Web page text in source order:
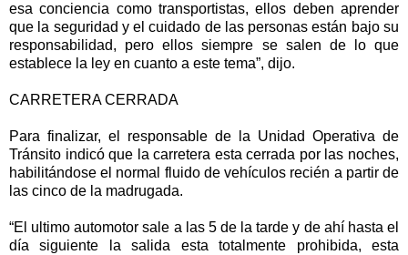
esa conciencia como transportistas, ellos deben aprender
que la seguridad y el cuidado de las personas están bajo su
responsabilidad, pero ellos siempre se salen de lo que
establece la ley en cuanto a este tema”, dijo.
CARRETERA CERRADA
Para finalizar, el responsable de la Unidad Operativa de
Tránsito indicó que la carretera esta cerrada por las noches,
habilitándose el normal fluido de vehículos recién a partir de
las cinco de la madrugada.
“El ultimo automotor sale a las 5 de la tarde y de ahí hasta el
día siguiente la salida esta totalmente prohibida, esta